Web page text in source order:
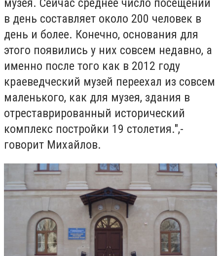
музея. Сейчас среднее число посещений
в день составляет около 200 человек в
день и более. Конечно, основания для
этого появились у них совсем недавно, а
именно после того как в 2012 году
краеведческий музей переехал из совсем
маленького, как для музея, здания в
отреставрированный исторический
комплекс постройки 19 столетия.",-
говорит Михайлов.